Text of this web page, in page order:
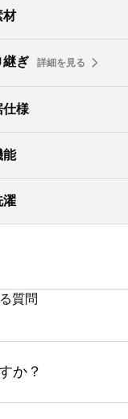
材
継ぎ 詳細を見る
仕様
能
濯
質問
か？